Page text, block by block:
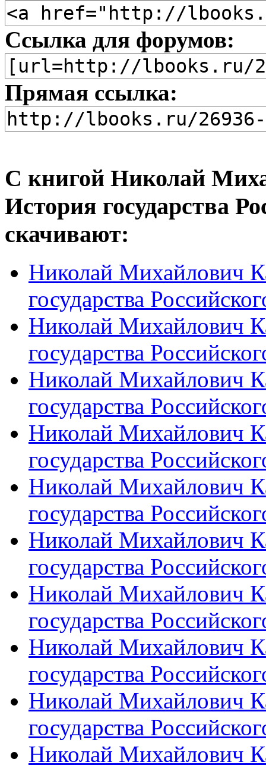
Ссылка для форумов:
Прямая ссылка:
С книгой Николай
История государства
скачивают:
Николай Михайлович
государства
Николай Михайлович
государства
Николай Михайлович
государства
Николай Михайлович
государства
Николай Михайлович
государства
Николай Михайлович
государства
Николай Михайлович
государства
Николай Михайлович
государства
Николай Михайлович
государства
Николай Михайлович